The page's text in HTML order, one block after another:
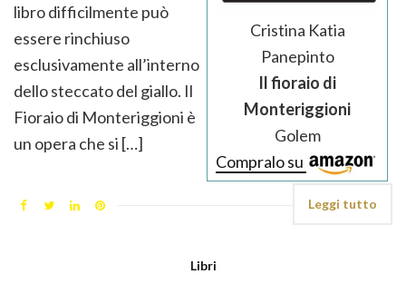
Cristina Katia
Panepinto
Il fioraio di
Monteriggioni
Golem
Compralo su
libro difficilmente può
essere rinchiuso
esclusivamente all’interno
dello steccato del giallo. Il
Fioraio di Monteriggioni è
un opera che si […]
Leggi tutto
Libri